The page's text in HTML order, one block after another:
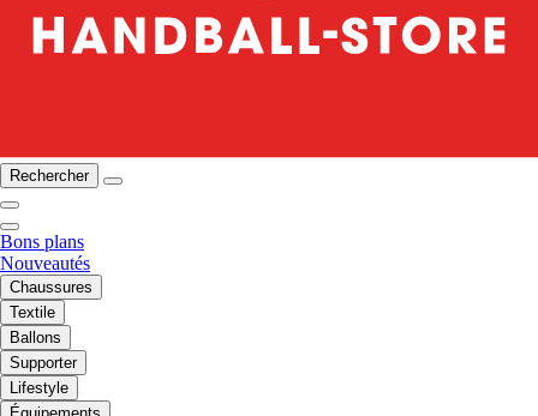
Rechercher
Bons plans
Nouveautés
Chaussures
Textile
Ballons
Supporter
Lifestyle